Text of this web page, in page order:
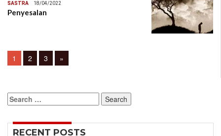
SASTRA 18/04/2022
Penyesalan
Posts
Page
1 Page
2 Page
3 »
Search
for:
RECENT POSTS